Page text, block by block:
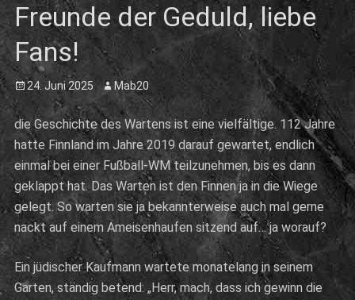
Freunde der Geduld, liebe
Fans!
Posted
on
24. Juni 2025 Author
Mab20
die Geschichte des Wartens ist eine vielfältige. 112 Jahre
hatte Finnland im Jahre 2019 darauf gewartet, endlich
einmal bei einer Fußball-WM teilzunehmen, bis es dann
geklappt hat. Das Warten ist den Finnen ja in die Wiege
gelegt. So warten sie ja bekannterweise auch mal gerne
nackt auf einem Ameisenhaufen sitzend auf… ja worauf?
Ein jüdischer Kaufmann wartete monatelang in seinem
Garten, ständig betend: „Herr, mach, dass ich gewinn die